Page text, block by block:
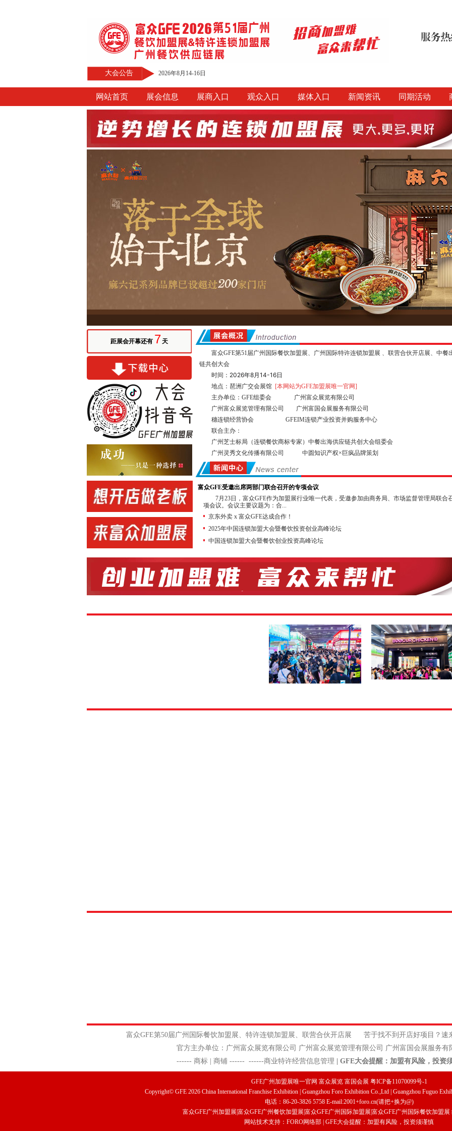
大会公告 2026年8月14-16日
网站首页 展会信息 展商入口 观众入口 媒体入口 新闻资讯 同期活动
距展会开幕还有 7 天
富众GFE第51届广州国际餐饮加盟展、广州国际特许连锁加盟展 、联营合伙开店展、 中餐
链共创大会
时间： 2026年8月14-16日
地点：琶洲广交会展馆 [本网站为GFE加盟展唯一官网]
主办单位：GFE组委会 广州富众展览有限公司
广州富众展览管理有限公司 广州富国会展服务有限公司
穗连锁经营协会 GFEIM连锁产业投资并购服务中心
联合主办：
广州芝士标局（连锁餐饮商标专家） 中餐出海供应链共创大会组委会
广州灵秀文化传播有限公司
中圆知识产权×巨疯品牌策划
中国投资并购50人论坛组委会 GFE华南教育展组委会
广东省高考研究会升学规划委员会 广东省生涯教育研究院
协办单位：
新加坡中国商业协会 佛山市连锁企业协会
佛山市南海区连锁企业商会 广州市咖啡行业协会
转型界 信达亚洲综合产业有限合伙基金
店链 广州知尖品牌顾问有限公司
合作直播单位：亚洲直播产业联盟 深圳网络直播协会
展会同期举办投资加盟高峰论坛，欢迎您来参加听讲！
合作媒体：抖音、今日头条、广东电视台、广州电视台、南方电视台、广州连锁、百度 、
特许连锁加盟是一种成功的、被公认为投入少、回报好的商业模式。发达国家的特许连锁
商业经营中占有很高的比例，在我国特许连锁加盟还有很大的市场空间，每年以50%～60%的速
勃增长。根据商务部的有关数据，我国目前已成为世界上特许连锁加盟体系至多的国家。
寻找加盟项目的优选接洽平台。上届展会，各大主流媒体争相报道，现场人潮涌动，投资者云
富众GFE受邀出席两部门联合召开的专项会议
7月23日，富众GFE作为加盟展行业唯一代表，受邀参加由商务局、市场监督管理局联合
项会议。会议主要议题为：合...
京东外卖 x 富众GFE达成合作！
2025年中国连锁加盟大会暨餐饮投资创业高峰论坛
中国连锁加盟大会暨餐饮创业投资高峰论坛
富众GFE第50届广州国际餐饮加盟展、特许连锁加盟展、联营合伙开店展 苦于找不到开店好项目？速
官方主办单位：广州富众展览有限公司 广州富众展览管理有限公司 广州富国会展服务有限
------ 商标 | 商铺 ------ ------商业特许经营信息管理 GFE大会提醒：加盟有风险，投资
GFE广州加盟展唯一官网 富众展览 富国会展 粤ICP备11070099号-1
Copyright© GFE 2026 China International Franchise Exhibition | Guangzhou Foro Exhibition Co.,Ltd | Guangzhou Fuguo
电话：86-20-3826 5758 E-mail:2001+foro.cn(请把+换为@)
富众GFE广州加盟展 富众GFE广州餐饮加盟展 富众GFE广州国际加盟展 富众GFE广州国际餐饮加盟展
网站技术支持：FORO网络部 | GFE大会提醒：加盟有风险，投资须谨慎